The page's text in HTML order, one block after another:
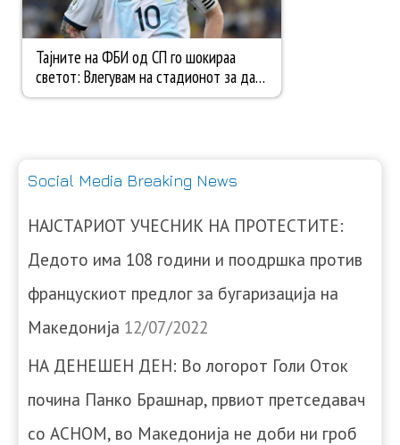
Social Media Breaking News
НАЈСТАРИОТ УЧЕСНИК НА ПРОТЕСТИТЕ:
Дедото има 108 години и поодршка против
францускиот предлог за бугаризација на
Македонија 12/07/2022
НА ДЕНЕШЕН ДЕН: Во логорот Голи Оток
почина Панко Брашнар, првиот претседавач
со АСНОМ, во Македонија не доби ни гроб